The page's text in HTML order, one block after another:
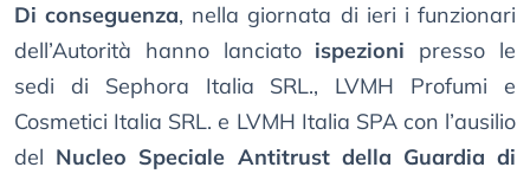
Di conseguenza, nella giornata di ieri i funzionari
dell’Autorità hanno lanciato ispezioni presso le
sedi di Sephora Italia SRL., LVMH Profumi e
Cosmetici Italia SRL. e LVMH Italia SPA con l’ausilio
del Nucleo Speciale Antitrust della Guardia di